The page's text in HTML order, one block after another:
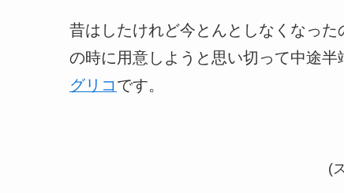
昔はしたけれど今とんとしなくなっ
の時に用意しようと思い切って中途
グリコです。
(